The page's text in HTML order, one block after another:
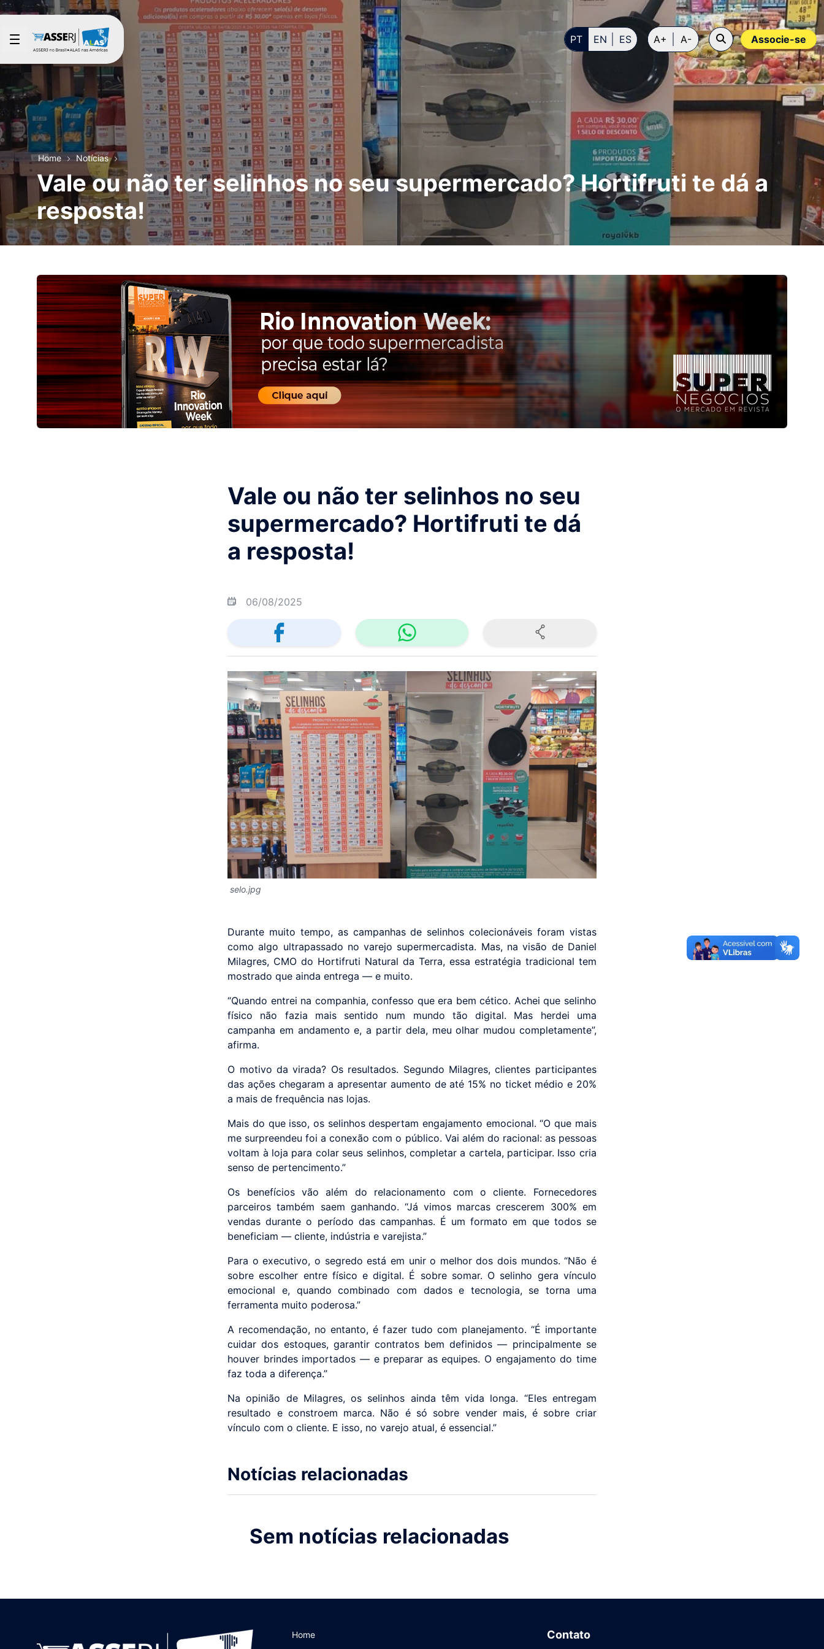
Pular para o Conteúdo principal
Associe-se
PT EN ES A+ A-
Home Notícias
Vale ou não ter selinhos no seu supermercado? Hortifruti te dá a
resposta!
Vale ou não ter selinhos no seu
supermercado? Hortifruti te dá
a resposta!
06/08/2025
selo.jpg
Durante muito tempo, as campanhas de selinhos colecionáveis foram vistas
como algo ultrapassado no varejo supermercadista. Mas, na visão de Daniel
Milagres, CMO do Hortifruti Natural da Terra, essa estratégia tradicional tem
mostrado que ainda entrega — e muito.
“Quando entrei na companhia, confesso que era bem cético. Achei que selinho
físico não fazia mais sentido num mundo tão digital. Mas herdei uma
campanha em andamento e, a partir dela, meu olhar mudou completamente”,
afirma.
O motivo da virada? Os resultados. Segundo Milagres, clientes participantes
das ações chegaram a apresentar aumento de até 15% no ticket médio e 20%
a mais de frequência nas lojas.
Mais do que isso, os selinhos despertam engajamento emocional. “O que mais
me surpreendeu foi a conexão com o público. Vai além do racional: as pessoas
voltam à loja para colar seus selinhos, completar a cartela, participar. Isso cria
senso de pertencimento.”
Os benefícios vão além do relacionamento com o cliente. Fornecedores
parceiros também saem ganhando. “Já vimos marcas crescerem 300% em
vendas durante o período das campanhas. É um formato em que todos se
beneficiam — cliente, indústria e varejista.”
Para o executivo, o segredo está em unir o melhor dos dois mundos. “Não é
sobre escolher entre físico e digital. É sobre somar. O selinho gera vínculo
emocional e, quando combinado com dados e tecnologia, se torna uma
ferramenta muito poderosa.”
A recomendação, no entanto, é fazer tudo com planejamento. “É importante
cuidar dos estoques, garantir contratos bem definidos — principalmente se
houver brindes importados — e preparar as equipes. O engajamento do time
faz toda a diferença.”
Na opinião de Milagres, os selinhos ainda têm vida longa. “Eles entregam
resultado e constroem marca. Não é só sobre vender mais, é sobre criar
vínculo com o cliente. E isso, no varejo atual, é essencial.”
Notícias relacionadas
Sem notícias relacionadas
Home Contato